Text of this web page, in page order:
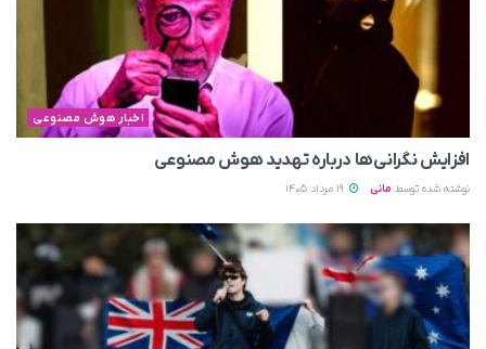
اخبار هوش مصنوعی
افزایش نگرانی‌ها درباره تهدید هوش مصنوعی
نوشته شده توسط مانی